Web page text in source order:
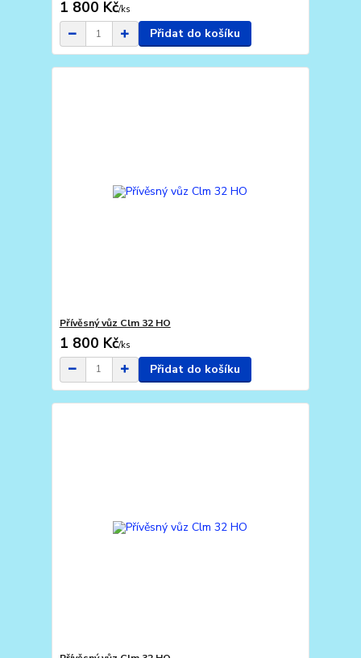
1 800 Kč/ks
Přidat do košíku
Přívěsný vůz Clm 32 HO
1 800 Kč/ks
Přidat do košíku